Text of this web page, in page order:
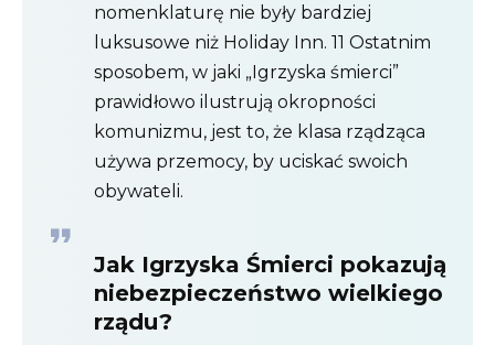
nomenklaturę nie były bardziej
luksusowe niż Holiday Inn. 11 Ostatnim
sposobem, w jaki „Igrzyska śmierci”
prawidłowo ilustrują okropności
komunizmu, jest to, że klasa rządząca
używa przemocy, by uciskać swoich
obywateli.
Jak Igrzyska Śmierci pokazują
niebezpieczeństwo wielkiego
rządu?